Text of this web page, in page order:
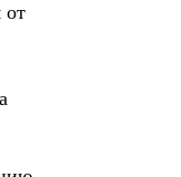
от